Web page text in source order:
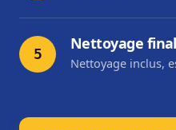
5
Nettoyage final
Nettoyage inclus,